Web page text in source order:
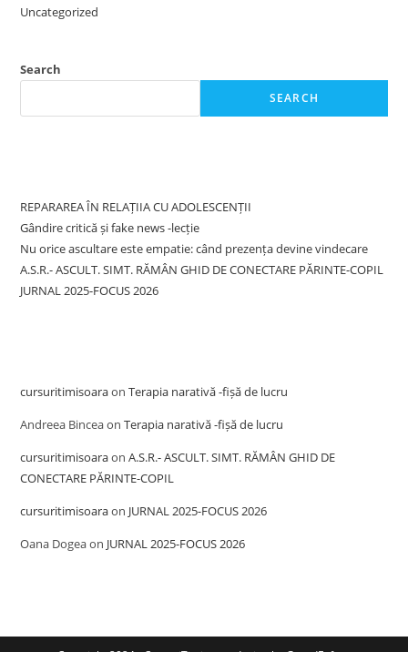
Uncategorized
Search
SEARCH
REPARAREA ÎN RELAȚIIA CU ADOLESCENȚII
Gândire critică și fake news -lecție
Nu orice ascultare este empatie: când prezența devine vindecare
A.S.R.- ASCULT. SIMT. RĂMÂN GHID DE CONECTARE PĂRINTE-COPIL
JURNAL 2025-FOCUS 2026
cursuritimisoaraonTerapia narativă -fișă de lucru
Andreea BinceaonTerapia narativă -fișă de lucru
cursuritimisoaraonA.S.R.- ASCULT. SIMT. RĂMÂN GHID DE
CONECTARE PĂRINTE-COPIL
cursuritimisoaraon JURNAL 2025-FOCUS 2026
Oana Dogeaon JURNAL 2025-FOCUS 2026